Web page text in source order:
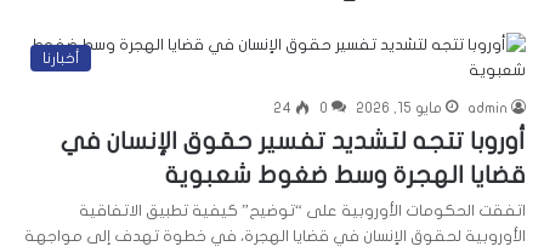
أخبارنا
admin مايو 15, 2026 0
24
أوروبا تتجه لتشديد تفسير حقوق الإنسان في
قضايا الهجرة وسط ضغوط شعبوية
اتفقت الحكومات الأوروبية على “توضيح” كيفية تطبيق الاتفاقية
الأوروبية لحقوق الإنسان في قضايا الهجرة، في خطوة تهدف إلى مواجهة